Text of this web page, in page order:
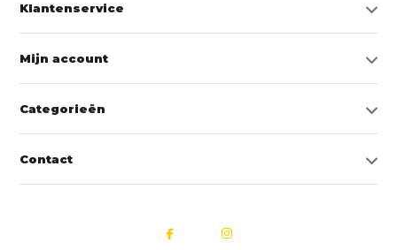
Klantenservice
Mijn account
Categorieën
Contact